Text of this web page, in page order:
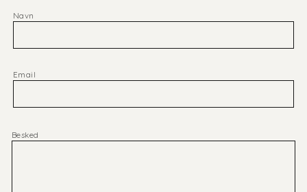
Navn
Email
Besked